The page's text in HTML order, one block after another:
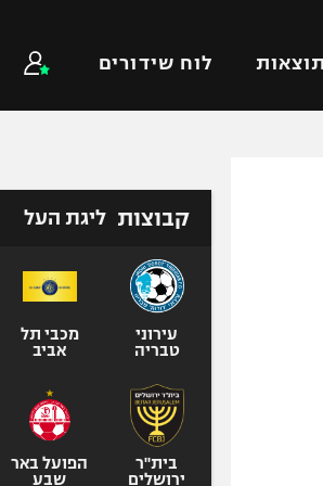
תוצאות לוח שידורים
טניס
כדורעף
ספורט אולימפי
קבוצות ליגת העל
עירוני
טבריה
מכבי תל
אביב
בית"ר
ירושלים
הפועל באר
שבע